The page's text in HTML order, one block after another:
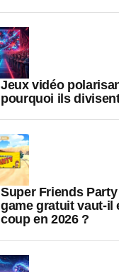
Jeux vidéo
pourquoi ils
Super Friends
game gratuit vaut-il
coup en 2026 ?